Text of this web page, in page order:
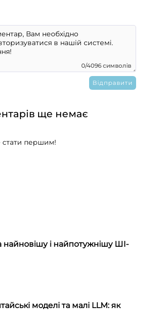
0/4096 символів
ще немає
стати першим!
найновішу і найпотужнішу ШІ-
моделі та малі LLM: як